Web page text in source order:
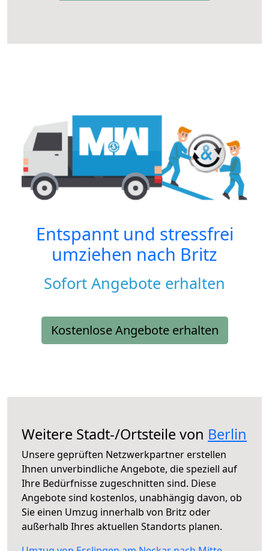
Entspannt und stressfrei
umziehen nach Britz
Sofort Angebote erhalten
Kostenlose Angebote erhalten
Weitere Stadt-/Ortsteile von Berlin
Unsere geprüften Netzwerkpartner erstellen
Ihnen unverbindliche Angebote, die speziell auf
Ihre Bedürfnisse zugeschnitten sind. Diese
Angebote sind kostenlos, unabhängig davon, ob
Sie einen Umzug innerhalb von Britz oder
außerhalb Ihres aktuellen Standorts planen.